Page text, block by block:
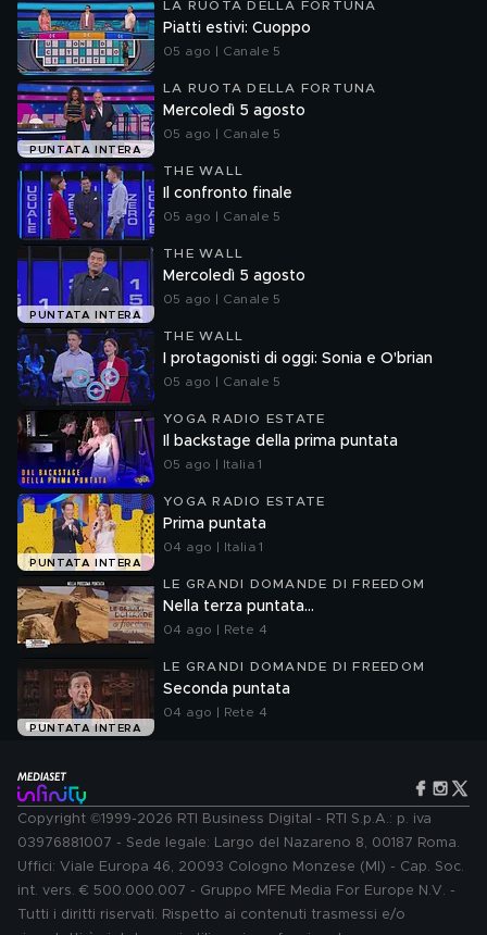
LA RUOTA DELLA FORTUNA
Piatti estivi: Cuoppo
05 ago | Canale 5
PUNTATA INTERA
LA RUOTA DELLA FORTUNA
Mercoledì 5 agosto
05 ago | Canale 5
THE WALL
Il confronto finale
05 ago | Canale 5
PUNTATA INTERA
THE WALL
Mercoledì 5 agosto
05 ago | Canale 5
THE WALL
I protagonisti di oggi: Sonia e O'brian
05 ago | Canale 5
YOGA RADIO ESTATE
Il backstage della prima puntata
05 ago | Italia 1
PUNTATA INTERA
YOGA RADIO ESTATE
Prima puntata
04 ago | Italia 1
LE GRANDI DOMANDE DI FREEDOM
Nella terza puntata...
04 ago | Rete 4
PUNTATA INTERA
LE GRANDI DOMANDE DI FREEDOM
Seconda puntata
04 ago | Rete 4
Copyright ©1999-2026 RTI Business Digital - RTI S.p.A.: p. iva
03976881007 - Sede legale: Largo del Nazareno 8, 00187 Roma.
Uffici: Viale Europa 46, 20093 Cologno Monzese (MI) - Cap. Soc.
int. vers. € 500.000.007 - Gruppo MFE Media For Europe N.V. -
Tutti i diritti riservati. Rispetto ai contenuti trasmessi e/o